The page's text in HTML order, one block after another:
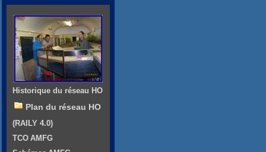
Historique du réseau HO
Plan du réseau HO
(RAILY 4.0)
TCO AMFG